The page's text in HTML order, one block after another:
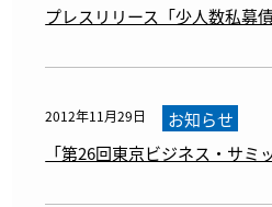
プレスリリース「少人数私募債
2012年11月29日
お知らせ
「第26回東京ビジネス・サミ